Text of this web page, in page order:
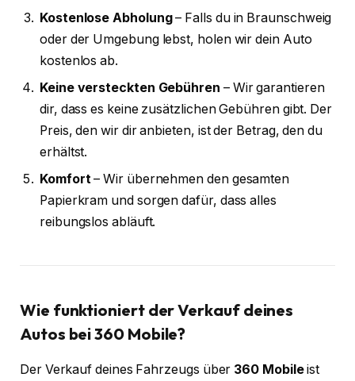
Kostenlose Abholung– Falls du in Braunschweig
oder der Umgebung lebst, holen wir dein Auto
kostenlos ab.
Keine versteckten Gebühren – Wir garantieren
dir, dass es keine zusätzlichen Gebühren gibt. Der
Preis, den wir dir anbieten, ist der Betrag, den du
erhältst.
Komfort– Wir übernehmen den gesamten
Papierkram und sorgen dafür, dass alles
reibungslos abläuft.
Wie funktioniert der Verkauf deines
Autos bei 360 Mobile?
Der Verkauf deines Fahrzeugs über 360 Mobileist